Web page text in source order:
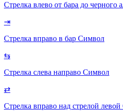
Стрелка влево от бара до черного
⇥
Стрелка вправо в бар Символ
⇆
Стрелка слева направо Символ
⇄
Стрелка вправо над стрелой левой